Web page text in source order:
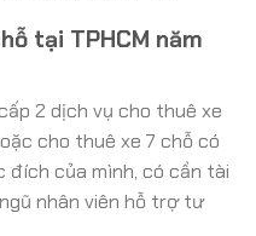
tại TPHCM năm
2 dịch vụ cho thuê xe
cho thuê xe 7 chỗ có
đích của mình, có cần tài
nhân viên hỗ trợ tư